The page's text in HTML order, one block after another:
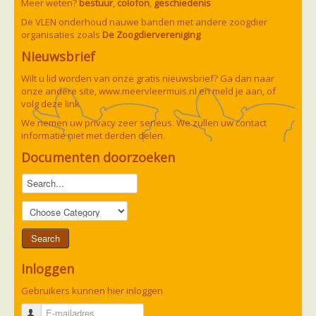
zoonose info (rabies, corona, etc)
rapporten
Handleiding
Video beelden
Naar het forum
Meer weten? bestuur, colofon, geschiedenis
De VLEN onderhoud nauwe banden met andere zoogdier
organisaties zoals De Zoogdiervereniging
Nieuwsbrief
Wilt u lid worden van onze gratis nieuwsbrief? Ga dan naar
onze andere site,www.meervleermuis.nlen meld je aan, of
volg deze link
We nemen uw privacy zeer serieus. We zullen uw contact
informatie niet met derden delen.
Documenten doorzoeken
Inloggen
Gebruikers kunnen hier inloggen
E-mailadres